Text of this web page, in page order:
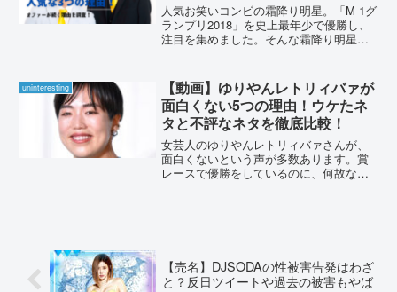
人気お笑いコンビの霜降り明星。「M-1グ
ランプリ2018」を史上最年少で優勝し、
注目を集めました。そんな霜降り明星で
霜降り明星の、“面白くない”と言われなが
らも人気...
uninteresting
【動画】ゆりやんレトリィバァが
面白くない5つの理由！ウケたネ
タと不評なネタを徹底比較！
女芸人のゆりやんレトリィバァさんが、
面白くないという声が多数あります。賞
レースで優勝をしているのに、何故なの
【売名】DJSODAの性被害告発はわざ
と？反日ツイートや過去の被害もやば